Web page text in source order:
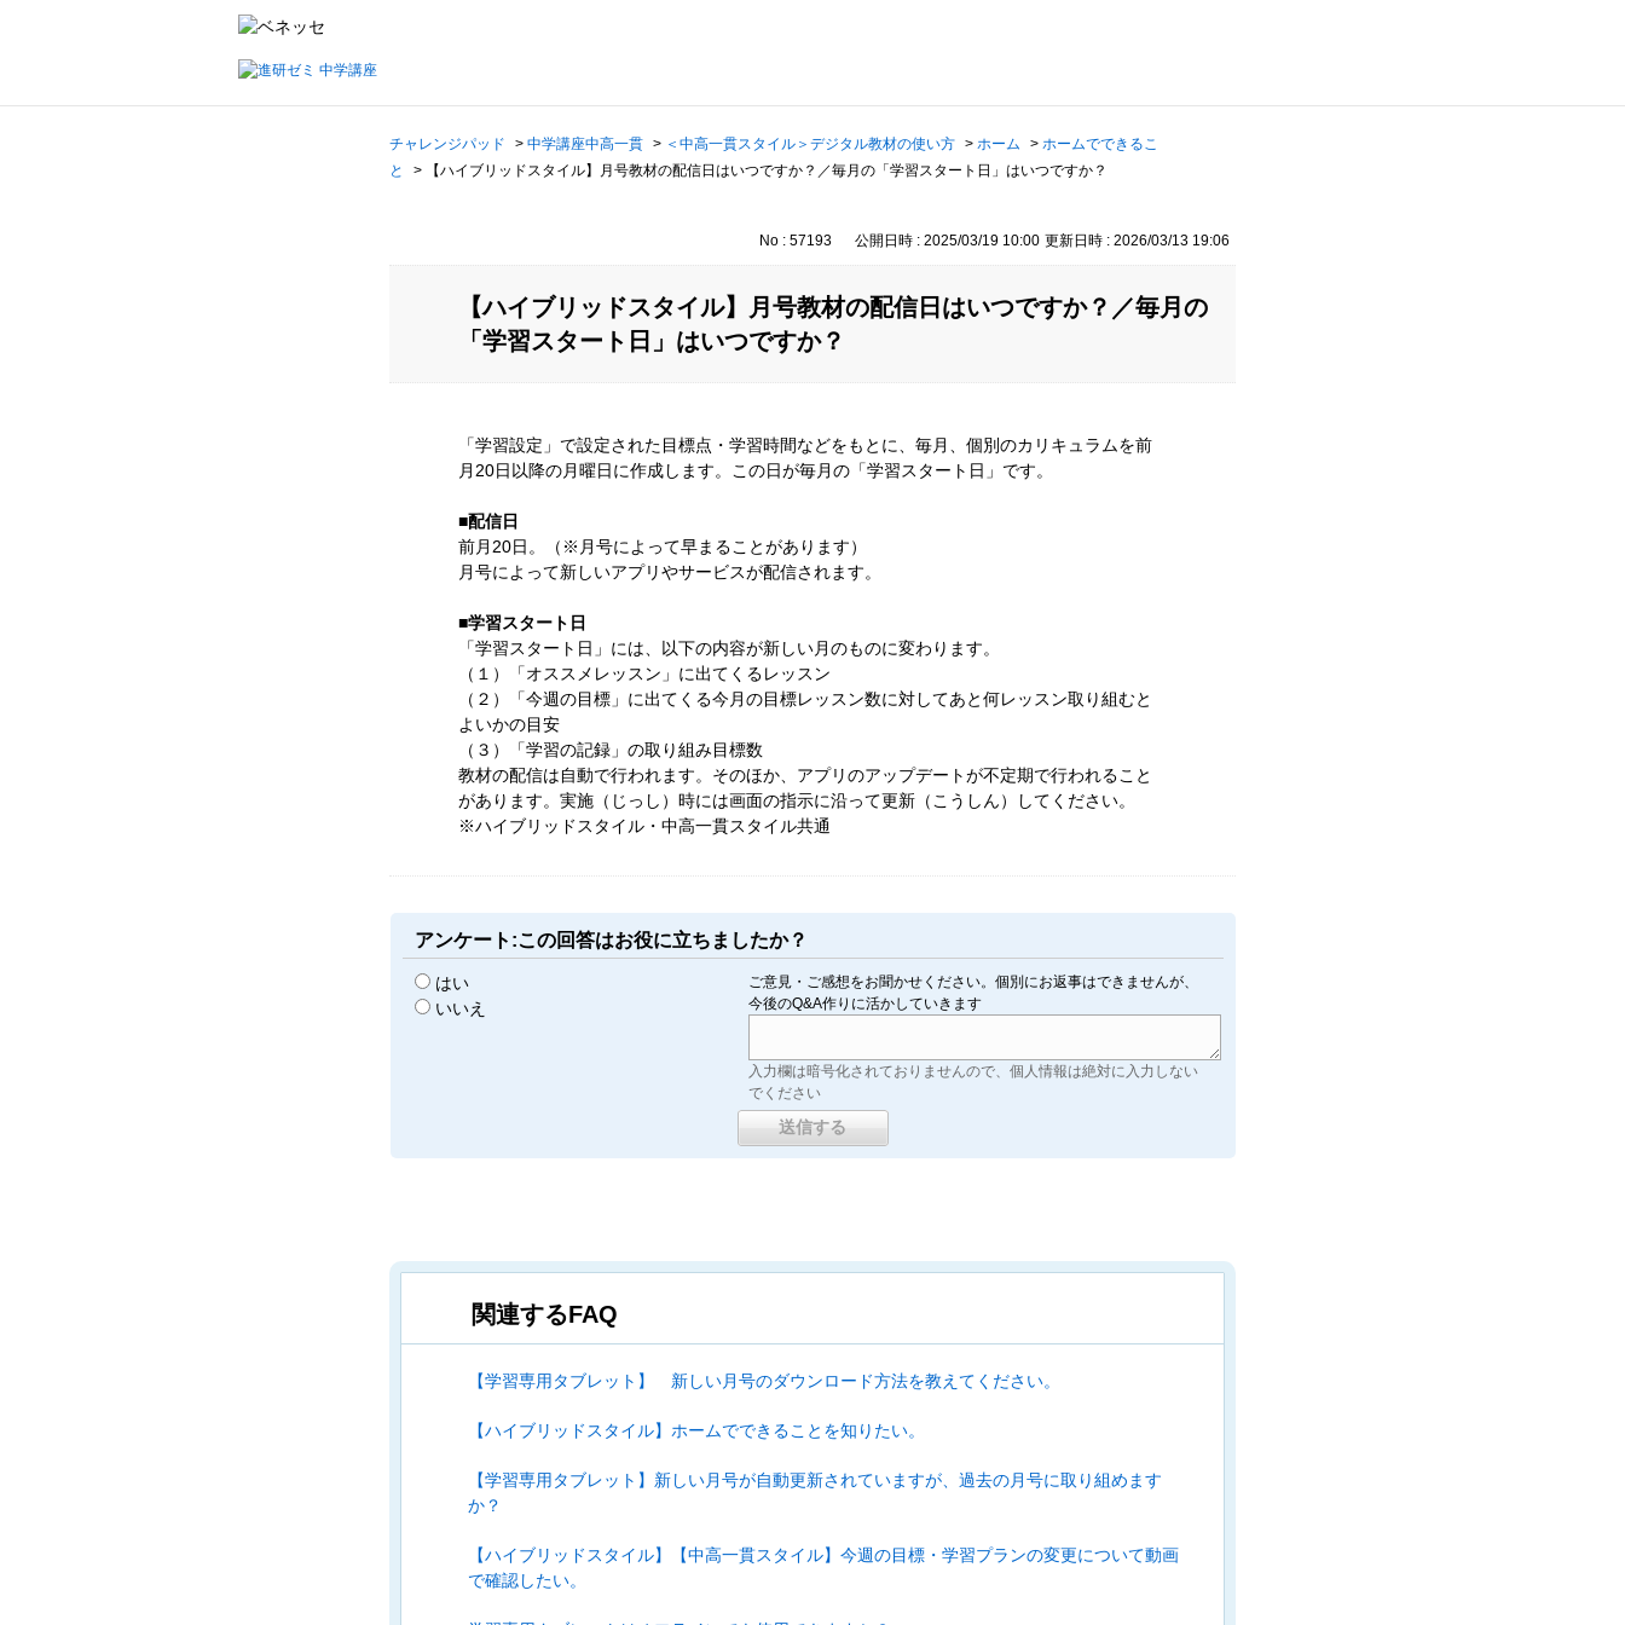
チャレンジパッド > 中学講座中高一貫 > ＜中高一貫スタイル＞デジタル教材の使い方 > ホーム > ホームでできるこ
と
> 【ハイブリッドスタイル】月号教材の配信日はいつですか？／毎月の「学習スタート日」はいつですか？
No : 57193 公開日時 : 2025/03/19 10:00 更新日時 : 2026/03/13 19:06
【ハイブリッドスタイル】月号教材の配信日はいつですか？／毎月の
「学習スタート日」はいつですか？
「学習設定」で設定された目標点・学習時間などをもとに、毎月、個別のカリキュラムを前
月20日以降の月曜日に作成します。この日が毎月の「学習スタート日」です。
■配信日
前月20日。（※月号によって早まることがあります）
月号によって新しいアプリやサービスが配信されます。
■学習スタート日
「学習スタート日」には、以下の内容が新しい月のものに変わります。
（１）「オススメレッスン」に出てくるレッスン
（２）「今週の目標」に出てくる今月の目標レッスン数に対してあと何レッスン取り組むと
よいかの目安
（３）「学習の記録」の取り組み目標数
教材の配信は自動で行われます。そのほか、アプリのアップデートが不定期で行われること
があります。実施（じっし）時には画面の指示に沿って更新（こうしん）してください。
※ハイブリッドスタイル・中高一貫スタイル共通
アンケート:この回答はお役に立ちましたか？
はい
いいえ
ご意見・ご感想をお聞かせください。個別にお返事はできませんが、
今後のQ&A作りに活かしていきます
入力欄は暗号化されておりませんので、個人情報は絶対に入力しない
でください
関連するFAQ
【学習専用タブレット】 新しい月号のダウンロード方法を教えてください。
【ハイブリッドスタイル】ホームでできることを知りたい。
【学習専用タブレット】新しい月号が自動更新されていますが、過去の月号に取り組めます
か？
【ハイブリッドスタイル】【中高一貫スタイル】今週の目標・学習プランの変更について動画
で確認したい。